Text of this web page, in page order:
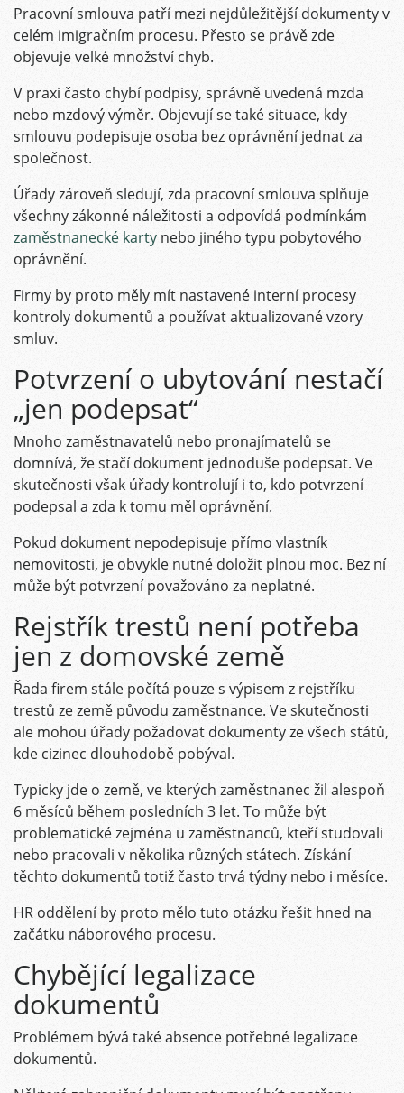
Pracovní smlouva patří mezi nejdůležitější dokumenty v
celém imigračním procesu. Přesto se právě zde
objevuje velké množství chyb.
V praxi často chybí podpisy, správně uvedená mzda
nebo mzdový výměr. Objevují se také situace, kdy
smlouvu podepisuje osoba bez oprávnění jednat za
společnost.
Úřady zároveň sledují, zda pracovní smlouva splňuje
všechny zákonné náležitosti a odpovídá podmínkám
zaměstnanecké karty nebo jiného typu pobytového
oprávnění.
Firmy by proto měly mít nastavené interní procesy
kontroly dokumentů a používat aktualizované vzory
smluv.
Potvrzení o ubytování nestačí
„jen podepsat“
Mnoho zaměstnavatelů nebo pronajímatelů se
domnívá, že stačí dokument jednoduše podepsat. Ve
skutečnosti však úřady kontrolují i to, kdo potvrzení
podepsal a zda k tomu měl oprávnění.
Pokud dokument nepodepisuje přímo vlastník
nemovitosti, je obvykle nutné doložit plnou moc. Bez ní
může být potvrzení považováno za neplatné.
Rejstřík trestů není potřeba
jen z domovské země
Řada firem stále počítá pouze s výpisem z rejstříku
trestů ze země původu zaměstnance. Ve skutečnosti
ale mohou úřady požadovat dokumenty ze všech států,
kde cizinec dlouhodobě pobýval.
Typicky jde o země, ve kterých zaměstnanec žil alespoň
6 měsíců během posledních 3 let. To může být
problematické zejména u zaměstnanců, kteří studovali
nebo pracovali v několika různých státech. Získání
těchto dokumentů totiž často trvá týdny nebo i měsíce.
HR oddělení by proto mělo tuto otázku řešit hned na
začátku náborového procesu.
Chybějící legalizace
dokumentů
Problémem bývá také absence potřebné legalizace
dokumentů.